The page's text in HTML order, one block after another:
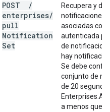
POST
/
enterprises/
pull
Notification
Set
Recupera y
notificaciones
asociadas con
autenticada
de
hay
Se debe
conjunto de
de 20
a menos que